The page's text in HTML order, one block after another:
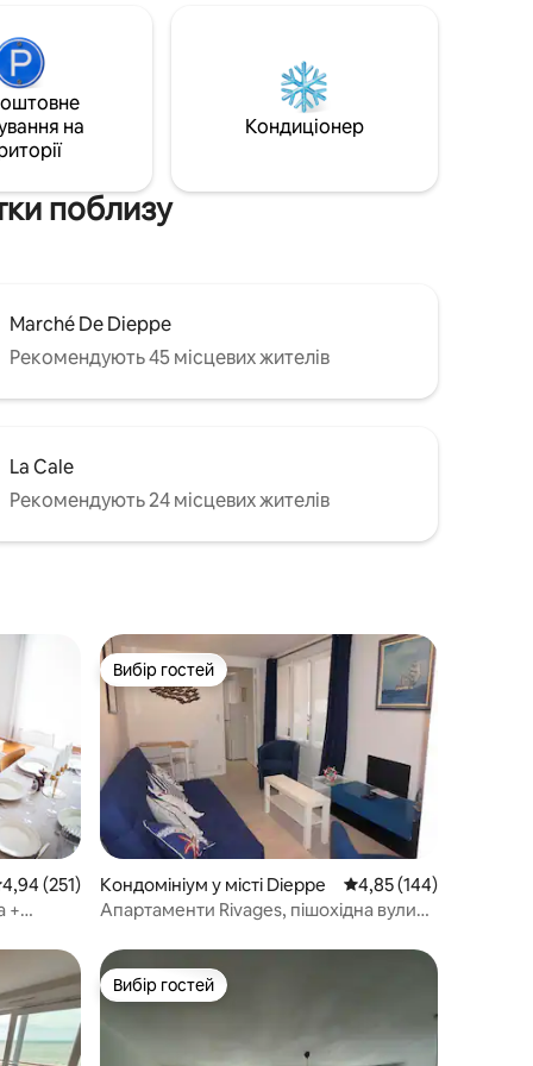
є простора спальня на горищі для
2+1 особи з власною ванною кімнатою
(інше оголошення Airbnb).
на
Кондиціонер
поблизу
Marché De Dieppe
Рекомендують 45 місцевих жителів
La Cale
Рекомендують 24 місцевих жителів
оцінка: 4,94 з 5, відгуки: 251
4,94 (251)
+
Вибір гостей
Вибір гостей
Кондомініум у місті Dieppe Середня оцінка: 4,85
4,85 (144)
Апартаменти Rivages, пішохідна вулиця
Вибір гостей
Вибір гостей